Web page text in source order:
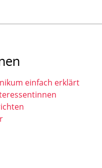
einfach erklärt